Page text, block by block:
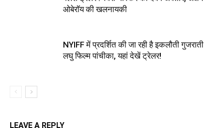
ओबेरॉय की खलनायकी
NYIFF में प्रदर्शित की जा रही है इकलौती गुजराती
लघु फिल्‍म पांचीका, यहां देखें ट्रेलर!
LEAVE A REPLY